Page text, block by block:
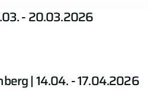
- 20.03.2026
| 14.04. - 17.04.2026